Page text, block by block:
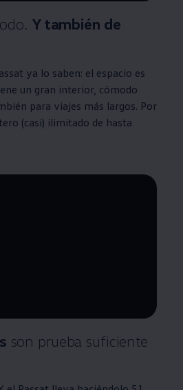
Y también de
ya lo saben: el espacio es
un gran interior, cómodo
para viajes más largos. Por
(casi) ilimitado de hasta
Remaining time, --:--
son prueba suficiente